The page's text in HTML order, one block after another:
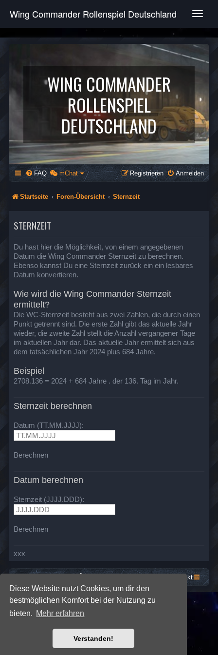
Diese Website nutzt Cookies, um dir den
bestmöglichen Komfort bei der Nutzung zu
bieten. Mehr erfahren
Verstanden!
T
g
e
v
g
a
t
i
o
n
Wing Commander Rollenspiel Deutschland
WING COMMANDER
ROLLENSPIEL
DEUTSCHLAND
FAQ mChat Anmelden
Registrieren
Startseite Foren-Übersicht Sternzeit
STERNZEIT
Du hast hier die Möglichkeit, von einem angegebenen
Datum die Wing Commander Sternzeit zu berechnen.
Ebenso kannst Du eine Sternzeit zurück ein ein lesbares
Datum konvertieren.
Wie wird die Wing Commander Sternzeit
ermittelt?
Die WC-Sternzeit besteht aus zwei Zahlen, die durch einen
Punkt getrennt sind. Die erste Zahl gibt das aktuelle Jahr
wieder, die zweite Zahl stellt die Anzahl vergangener Tage
im aktuellen Jahr dar. Das aktuelle Jahr ermittelt sich aus
dem tatsächlichen Jahr 2024 plus 684 Jahre.
Beispiel
2708.136 = 2024 + 684 Jahre . der 136. Tag im Jahr.
Sternzeit berechnen
Datum (TT.MM.JJJJ):
Berechnen
Datum berechnen
Sternzeit (JJJJ.DDD):
Berechnen
xxx
Kontakt
Premium phpBB Styles
Powered byphpBB® Forum Software © phpBB Limited
Deutsche Übersetzung durch
Datenschutz|Nutzungsbedingungen